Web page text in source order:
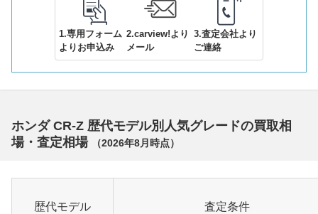
1.専用フォーム
よりお申込み
2.carview!より
メール
3.査定会社より
ご連絡
ホンダ CR-Z 歴代モデル別人気グレードの買取相
場・査定相場
（2026年8月 時点）
歴代モデル 査定条件